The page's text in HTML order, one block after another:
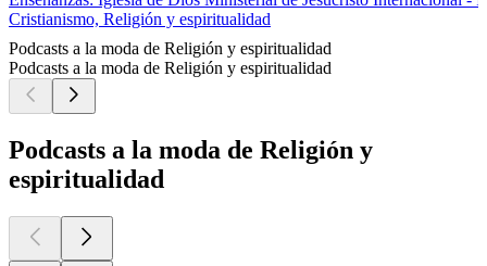
Cristianismo, Religión y espiritualidad
Podcasts a la moda de Religión y espiritualidad
Podcasts a la moda de Religión y espiritualidad
Podcasts a la moda de Religión y
espiritualidad